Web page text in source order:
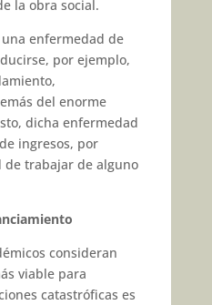
la obra social.
enfermedad de
por ejemplo,
del enorme
dicha enfermedad
ingresos, por
de trabajar de alguno
consideran
viable para
catastróficas es